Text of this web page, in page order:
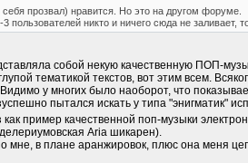
прозвал) нравится. Но это на другом форуме.
никто и ничего сюда не заливает,
собой некую качественную ПОП-
тематикой текстов, вот этим всем.
у многих было наоборот, что
пытался искать у типа "энигматик"
пример качественной поп-музыки
Aria шикарен).
мне, в плане аранжировок, плюс она меня